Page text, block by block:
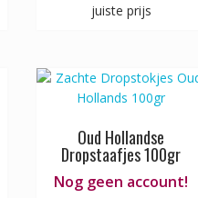
juiste prijs
Oud Hollandse
Dropstaafjes 100gr
Nog geen account!